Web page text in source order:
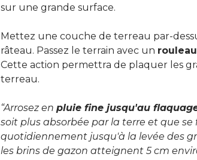
sur une grande surface.
Mettez une couche de terreau par-
râteau. Passez le terrain avec un
Cette action permettra de plaquer les
terreau.
“Arrosez en pluie fine jusqu'au
soit plus absorbée par la terre et que se
quotidiennement jusqu'à la levée des
les brins de gazon atteignent 5 cm